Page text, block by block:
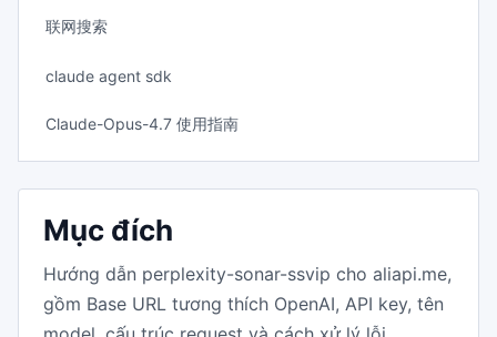
联网搜索
claude agent sdk
Claude-Opus-4.7 使用指南
Mục đích
Hướng dẫn perplexity-sonar-ssvip cho aliapi.me,
gồm Base URL tương thích OpenAI, API key, tên